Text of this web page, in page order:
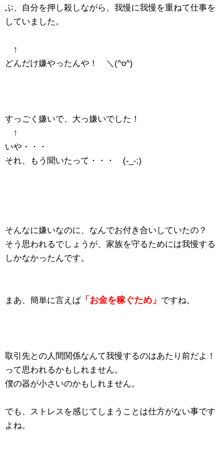
ぶ、自分を押し殺しながら、我慢に我慢を重ねて仕事を
していました。
↑
どんだけ嫌やったんや！ ＼(^o^)
すっごく嫌いで、大っ嫌いでした！
↑
いや・・・
それ、もう聞いたって・・・ (-_-;)
そんなに嫌いなのに、なんでお付き合いしていたの？
そう思われるでしょうが、家族を守るためには我慢する
しかなかったんです。
まあ、簡単に言えば「お金を稼ぐため」 ですね。
取引先との人間関係なんて我慢するのはあたり前だよ！
って思われるかもしれません。
僕の器が小さいのかもしれません。
でも、ストレスを感じてしまうことは仕方がない事です
よね。